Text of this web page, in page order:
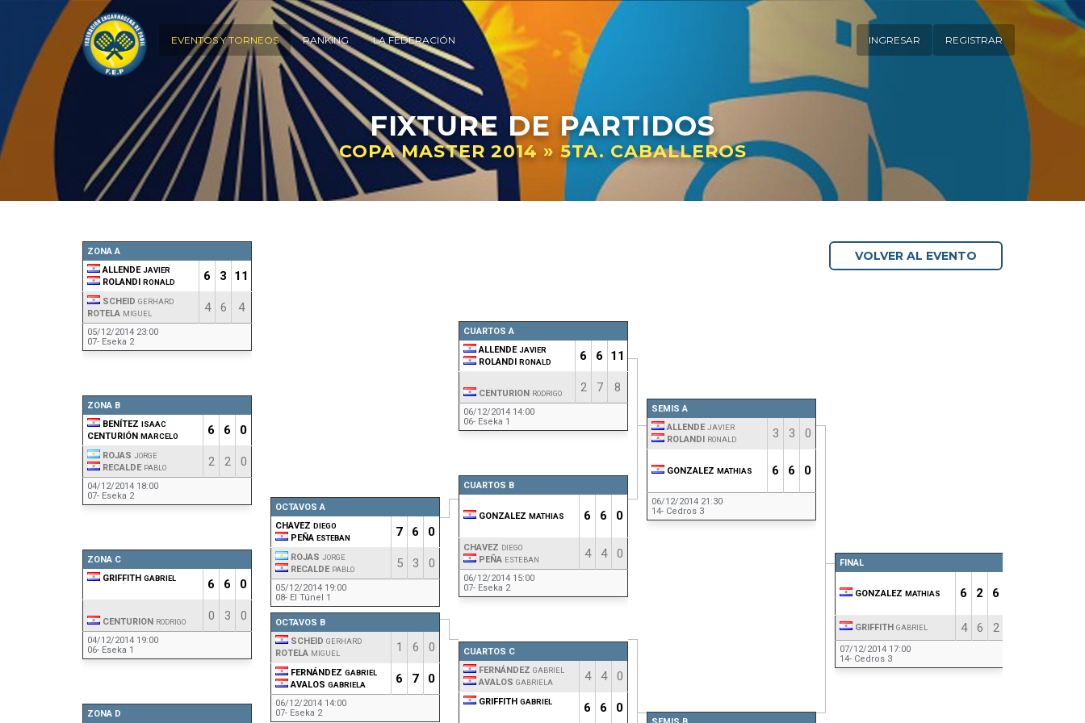
EVENTOS Y TORNEOS RANKING LA FEDERACIÓN INGRESAR REGISTRAR
FIXTURE DE PARTIDOS
COPA MASTER 2014 » 5TA. CABALLEROS
VOLVER AL EVENTO
ZONA A
ALLENDE JAVIER
ROLANDI RONALD 6 3 11
SCHEID GERHARD
ROTELA MIGUEL 4 6 4
05/12/2014 23:00
07- Eseka 2
ZONA B
BENÍTEZ ISAAC
CENTURIÓN MARCELO 6 6 0
ROJAS JORGE
RECALDE PABLO 2 2 0
04/12/2014 18:00
07- Eseka 2
ZONA C
GRIFFITH GABRIEL 6 6 0
CENTURION RODRIGO 0 3 0
04/12/2014 19:00
06- Eseka 1
ZONA D
OCTAVOS A
CHAVEZ DIEGO
PEÑA ESTEBAN 7 6 0
ROJAS JORGE
RECALDE PABLO 5 3 0
05/12/2014 19:00
08- El Túnel 1
OCTAVOS B
SCHEID GERHARD
ROTELA MIGUEL 1 6 0
FERNÁNDEZ GABRIEL
AVALOS GABRIELA 6 7 0
06/12/2014 14:00
07- Eseka 2
CUARTOS A
ALLENDE JAVIER
ROLANDI RONALD 6 6 11
CENTURION RODRIGO 2 7 8
06/12/2014 14:00
06- Eseka 1
CUARTOS B
GONZALEZ MATHIAS 6 6 0
CHAVEZ DIEGO
PEÑA ESTEBAN 4 4 0
06/12/2014 15:00
07- Eseka 2
CUARTOS C
FERNÁNDEZ GABRIEL
AVALOS GABRIELA 4 4 0
GRIFFITH GABRIEL 6 6 0
SEMIS A
ALLENDE JAVIER
ROLANDI RONALD 3 3 0
GONZALEZ MATHIAS 6 6 0
06/12/2014 21:30
14- Cedros 3
FINAL
GONZALEZ MATHIAS 6 2 6
GRIFFITH GABRIEL 4 6 2
07/12/2014 17:00
14- Cedros 3